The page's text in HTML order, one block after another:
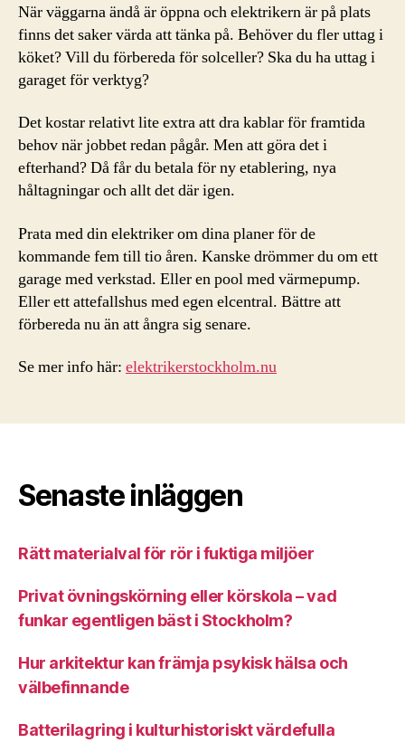
När väggarna ändå är öppna och elektrikern är på plats
finns det saker värda att tänka på. Behöver du fler uttag i
köket? Vill du förbereda för solceller? Ska du ha uttag i
garaget för verktyg?
Det kostar relativt lite extra att dra kablar för framtida
behov när jobbet redan pågår. Men att göra det i
efterhand? Då får du betala för ny etablering, nya
håltagningar och allt det där igen.
Prata med din elektriker om dina planer för de
kommande fem till tio åren. Kanske drömmer du om ett
garage med verkstad. Eller en pool med värmepump.
Eller ett attefallshus med egen elcentral. Bättre att
förbereda nu än att ångra sig senare.
Se mer info här: elektrikerstockholm.nu
Senaste inläggen
Rätt materialval för rör i fuktiga miljöer
Privat övningskörning eller körskola – vad
funkar egentligen bäst i Stockholm?
Hur arkitektur kan främja psykisk hälsa och
välbefinnande
Batterilagring i kulturhistoriskt värdefulla